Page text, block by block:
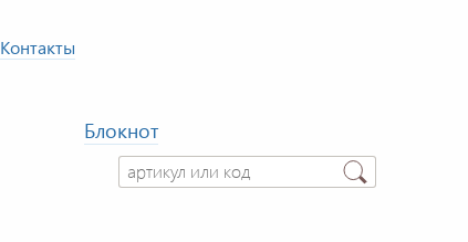
Контакты
Блокнот